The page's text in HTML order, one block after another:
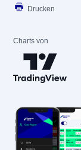
Drucken
Charts von